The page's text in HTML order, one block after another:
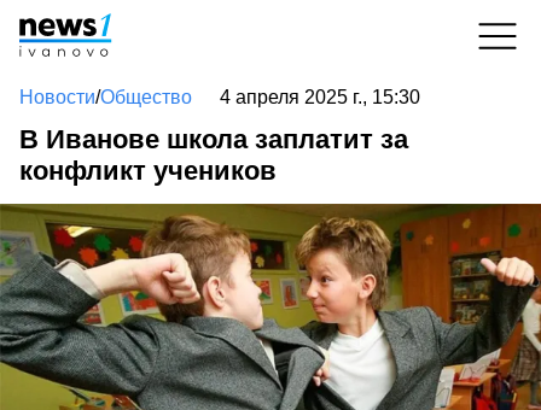
Новости/Общество 4 апреля 2025 г., 15:30
В Иванове школа заплатит за
конфликт учеников